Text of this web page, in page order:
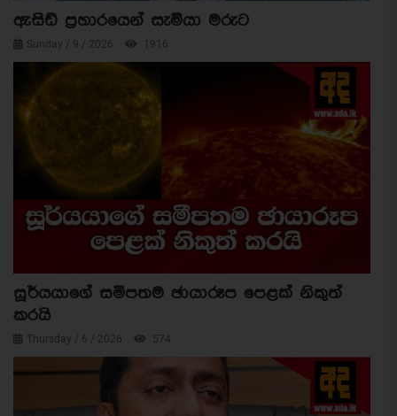
ඇසිඩ් ප්‍රහාරයෙන් සැමියා මරුට
Sunday / 9 / 2026 1916
සූර්යයාගේ සමීපතම ඡායාරූප පෙළක් නිකුත්
කරයි
Thursday / 6 / 2026 574